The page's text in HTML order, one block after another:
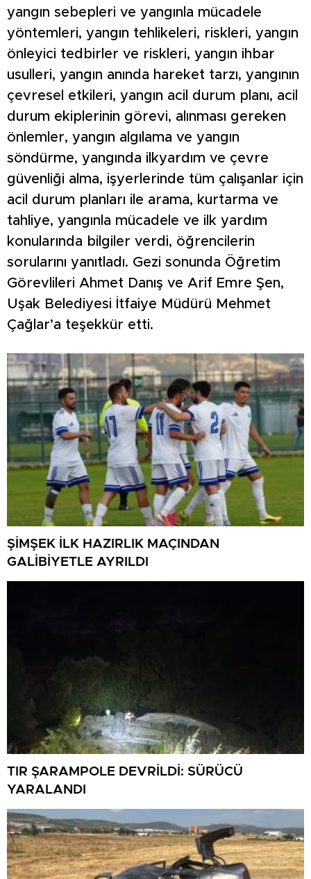
yangın sebepleri ve yangınla mücadele
yöntemleri, yangın tehlikeleri, riskleri, yangın
önleyici tedbirler ve riskleri, yangın ihbar
usulleri, yangın anında hareket tarzı, yangının
çevresel etkileri, yangın acil durum planı, acil
durum ekiplerinin görevi, alınması gereken
önlemler, yangın algılama ve yangın
söndürme, yangında ilkyardım ve çevre
güvenliği alma, işyerlerinde tüm çalışanlar için
acil durum planları ile arama, kurtarma ve
tahliye, yangınla mücadele ve ilk yardım
konularında bilgiler verdi, öğrencilerin
sorularını yanıtladı. Gezi sonunda Öğretim
Görevlileri Ahmet Danış ve Arif Emre Şen,
Uşak Belediyesi İtfaiye Müdürü Mehmet
Çağlar’a teşekkür etti.
ŞİMŞEK İLK HAZIRLIK MAÇINDAN
GALİBİYETLE AYRILDI
TIR ŞARAMPOLE DEVRİLDİ: SÜRÜCÜ
YARALANDI